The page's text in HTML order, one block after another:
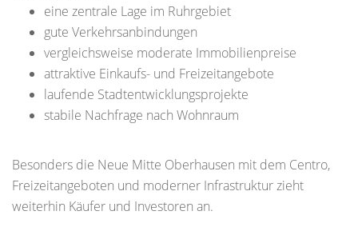
eine zentrale Lage im Ruhrgebiet
gute Verkehrsanbindungen
vergleichsweise moderate Immobilienpreise
attraktive Einkaufs- und Freizeitangebote
laufende Stadtentwicklungsprojekte
stabile Nachfrage nach Wohnraum
Besonders die Neue Mitte Oberhausen mit dem Centro,
Freizeitangeboten und moderner Infrastruktur zieht
weiterhin Käufer und Investoren an.